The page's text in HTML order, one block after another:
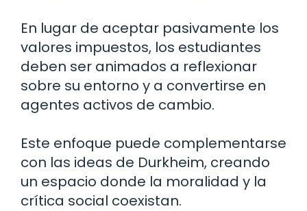
En lugar de aceptar pasivamente los
valores impuestos, los estudiantes
deben ser animados a reflexionar
sobre su entorno y a convertirse en
agentes activos de cambio.
Este enfoque puede complementarse
con las ideas de Durkheim, creando
un espacio donde la moralidad y la
crítica social coexistan.